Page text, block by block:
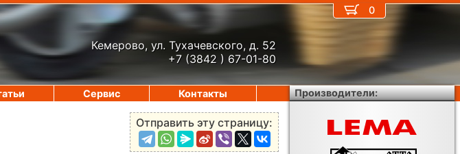
Кемерово, ул. Тухачевского, д. 52
+7 (3842 ) 67-01-80
Отправить эту страницу:
0
Сервис Контакты Производители: